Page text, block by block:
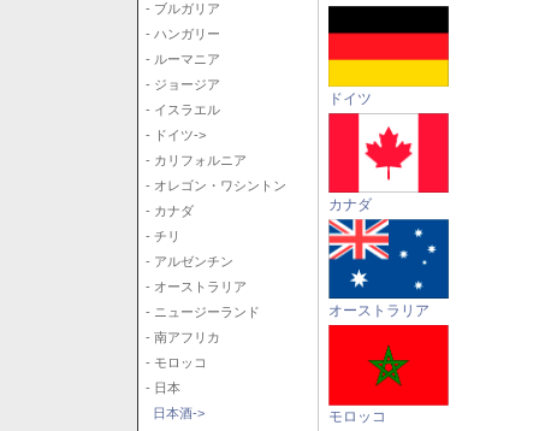
- ブルガリア
- ハンガリー
- ルーマニア
- ジョージア
- イスラエル
- ドイツ->
- カリフォルニア
- オレゴン・ワシントン
- カナダ
- チリ
- アルゼンチン
- オーストラリア
- ニュージーランド
- 南アフリカ
- モロッコ
- 日本
日本酒->
ドイツ
カナダ
オーストラリア
モロッコ